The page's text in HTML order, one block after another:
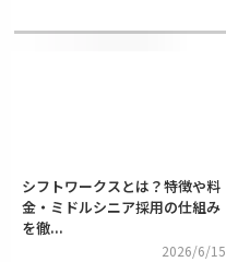
シフトワークスとは？特徴や料
金・ミドルシニア採用の仕組み
を徹...
2026/6/15